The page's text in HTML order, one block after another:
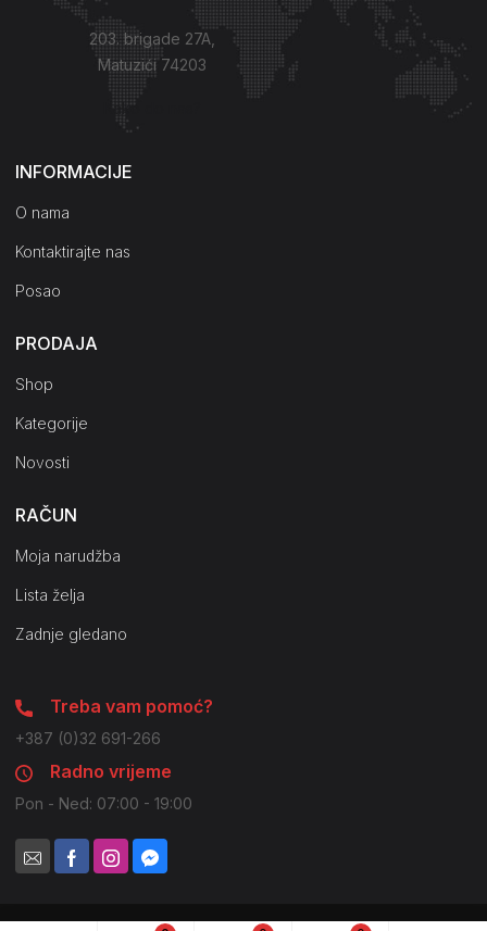
203. brigade 27A,
Matuzići 74203
Kako do nas?
INFORMACIJE
O nama
Kontaktirajte nas
Posao
PRODAJA
Shop
Kategorije
Novosti
RAČUN
Moja narudžba
Lista želja
Zadnje gledano
Treba vam pomoć?
+387 (0)32 691-266
Radno vrijeme
Pon - Ned: 07:00 - 19:00